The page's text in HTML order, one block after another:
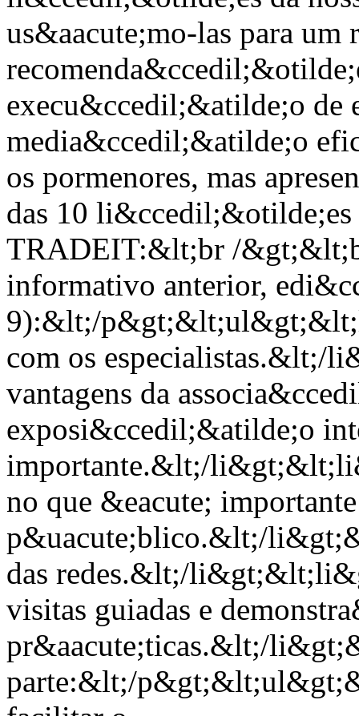
us&aacute;mo-las para um
execu&ccedil;&atilde;o de
media&ccedil;&atilde;o
os pormenores, mas
das 10 li&ccedil;&otilde;es
TRADEIT:&lt;br /
informativo anterior,
9):&lt;/
com os especialistas.&lt;/
vantagens da
exposi&ccedil;&atilde;o
importante.&lt;/
no que &eacute;
p&uacute;blico.&lt;/
das redes.&lt;/
visitas guiadas e
pr&aacute;ticas.&lt;/
parte:&lt;/